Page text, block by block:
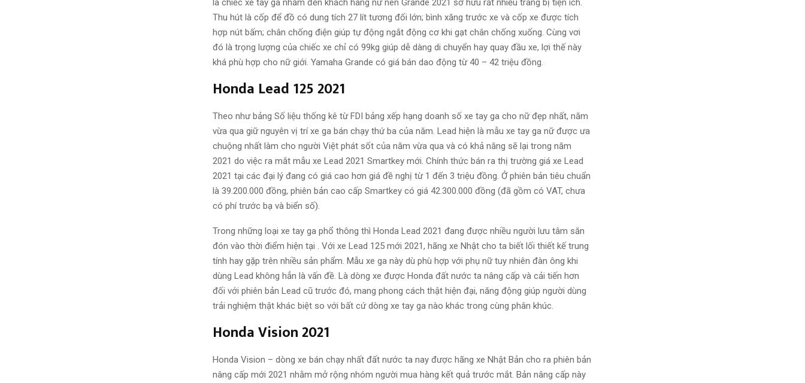
là chiếc xe tay ga nhắm đến khách hàng nữ nên Grande 2021 sở hữu rất nhiều trang bị tiện ích.
Thu hút là cốp để đồ có dung tích 27 lít tương đối lớn; bình xăng trước xe và cốp xe được tích
hợp nút bấm; chân chống điện giúp tự động ngắt động cơ khi gạt chân chống xuống. Cùng vơi
đó là trọng lượng của chiếc xe chỉ có 99kg giúp dễ dàng di chuyển hay quay đầu xe, lợi thế này
khá phù hợp cho nữ giới. Yamaha Grande có giá bán dao động từ 40 – 42 triệu đồng.
Honda Lead 125 2021
Theo như bảng Số liệu thống kê từ FDI bảng xếp hạng doanh số xe tay ga cho nữ đẹp nhất, năm
vừa qua giữ nguyên vị trí xe ga bán chạy thứ ba của năm. Lead hiện là mẫu xe tay ga nữ được ưa
chuộng nhất làm cho người Việt phát sốt của năm vừa qua và có khả năng sẽ lại trong năm
2021 do việc ra mắt mẫu xe Lead 2021 Smartkey mới. Chính thức bán ra thị trường giá xe Lead
2021 tại các đại lý đang có giá cao hơn giá đề nghị từ 1 đến 3 triệu đồng. Ở phiên bản tiêu chuẩn
là 39.200.000 đồng, phiên bản cao cấp Smartkey có giá 42.300.000 đồng (đã gồm có VAT, chưa
có phí trước bạ và biển số).
Trong những loại xe tay ga phổ thông thì Honda Lead 2021 đang được nhiều người lưu tâm săn
đón vào thời điểm hiện tại . Với xe Lead 125 mới 2021, hãng xe Nhật cho ta biết lối thiết kế trung
tính hay gặp trên nhiều sản phẩm. Mẫu xe ga này dù phù hợp với phụ nữ tuy nhiên đàn ông khi
dùng Lead không hẳn là vấn đề. Là dòng xe được Honda đất nước ta nâng cấp và cải tiến hơn
đối với phiên bản Lead cũ trước đó, mang phong cách thật hiện đại, năng động giúp người dùng
trải nghiệm thật khác biệt so với bất cứ dòng xe tay ga nào khác trong cùng phân khúc.
Honda Vision 2021
Honda Vision – dòng xe bán chạy nhất đất nước ta nay được hãng xe Nhật Bản cho ra phiên bản
nâng cấp mới 2021 nhằm mở rộng nhóm người mua hàng kết quả trước mắt. Bản nâng cấp này